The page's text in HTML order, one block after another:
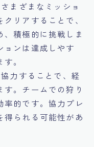
まざまなミッショ
リアすることで、
積極的に挑戦しま
ョンは達成しやす
。
力することで、経
。チームでの狩り
率的です。協力プレ
得られる可能性があ